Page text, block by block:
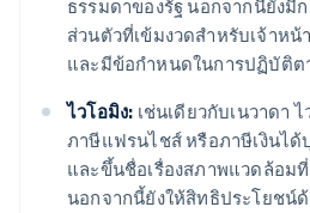
ธรรมดาของรัฐ นอกจากนี้ยังมี
ส่วนตัวที่เข้มงวดสำหรับเจ้าห
และมีข้อกำหนดในการปฏิบัติต
ไวโอมิง: เช่นเดียวกับเนวาดา
ภาษีแฟรนไชส์ ​​หรือภาษีเงินได้
และขึ้นชื่อเรื่องสภาพแวดล้อม
นอกจากนี้ยังให้สิทธิประโยชน์